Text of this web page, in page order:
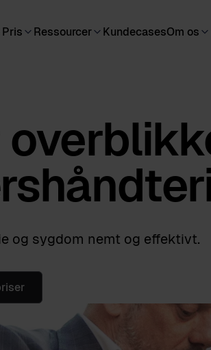
Pris Ressourcer KundecasesOm os
og sygdom nemt og effektivt.